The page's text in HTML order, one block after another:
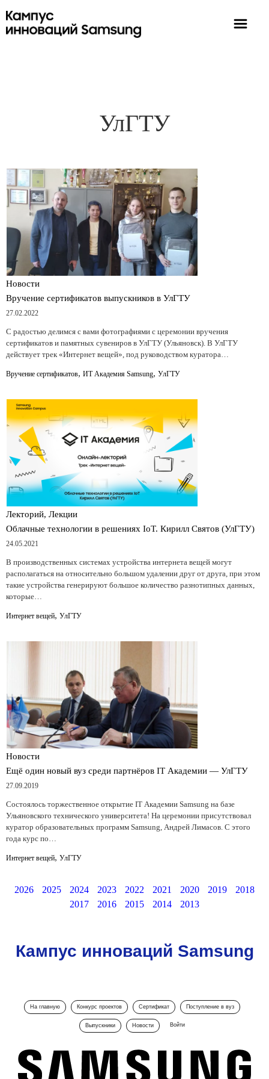
УлГТУ
Новости
Вручение сертификатов выпускников в УлГТУ
27.02.2022
С радостью делимся с вами фотографиями с церемонии вручения
сертификатов и памятных сувениров в УлГТУ (Ульяновск). В УлГТУ
действует трек «Интернет вещей», под руководством куратора…
Вручение сертификатов, ИТ Академия Samsung, УлГТУ
Лекторий, Лекции
Облачные технологии в решениях IoT. Кирилл Святов (УлГТУ)
24.05.2021
В производственных системах устройства интернета вещей могут
располагаться на относительно большом удалении друг от друга, при этом
такие устройства генерируют большое количество разнотипных данных,
которые…
Интернет вещей, УлГТУ
Новости
Ещё один новый вуз среди партнёров IT Академии — УлГТУ
27.09.2019
Состоялось торжественное открытие IT Академии Samsung на базе
Ульяновского технического университета! На церемонии присутствовал
куратор образовательных программ Samsung, Андрей Лимасов. С этого
года курс по…
Интернет вещей, УлГТУ
2026 2025 2024 2023 2022 2021 2020 2019
2018
2017
2016 2015 2014 2013
Кампус инноваций Samsung
На главную Конкурс проектов Сертификат Поступление в вуз
Выпускники Новости Войти